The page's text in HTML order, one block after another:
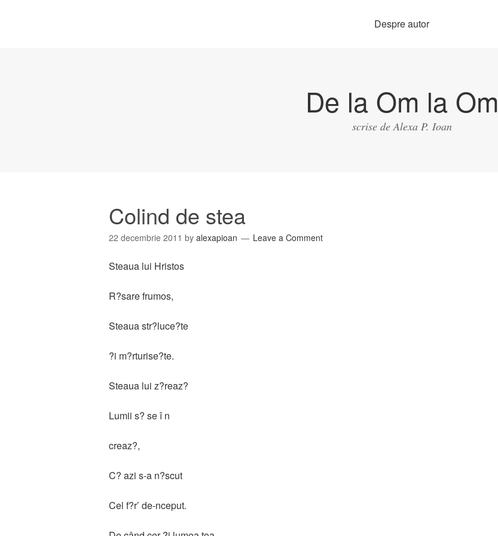
Despre autor
De la Om la Om
scrise de Alexa P. Ioan
Colind de stea
22 decembrie 2011 by alexapioan Leave a Comment
Steaua lui Hristos
R?sare frumos,
Steaua str?luce?te
?i m?rturise?te.
Steaua lui z?reaz?
Lumii s? se î n
creaz?,
C? azi s-a n?scut
Cel f?r’ de-nceput.